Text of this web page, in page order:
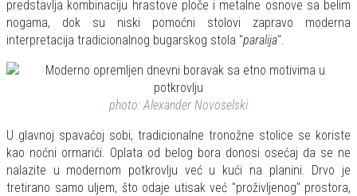
predstavlja kombinaciju hrastove ploče i metalne osnove sa belim
nogama, dok su niski pomoćni stolovi zapravo moderna
interpretacija tradicionalnog bugarskog stola "paralija".
photo: Alexander Novoselski
U glavnoj spavaćoj sobi, tradicionalne tronožne stolice se koriste
kao noćni ormarići. Oplata od belog bora donosi osećaj da se ne
nalazite u modernom potkrovlju već u kući na planini. Drvo je
tretirano samo uljem, što odaje utisak već "proživljenog" prostora,